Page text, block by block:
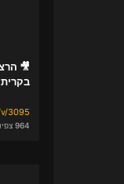
🎥
בקרית
3095
964 צפיות